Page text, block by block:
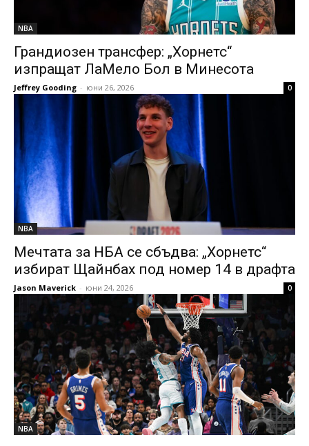
NBA
Грандиозен трансфер: „Хорнетс“
изпращат ЛаМело Бол в Минесота
Jeffrey Gooding - юни 26, 2026 0
NBA
Мечтата за НБА се сбъдва: „Хорнетс“
избират Щайнбах под номер 14 в драфта
Jason Maverick - юни 24, 2026 0
NBA